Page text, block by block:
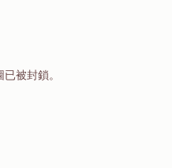
被封鎖。